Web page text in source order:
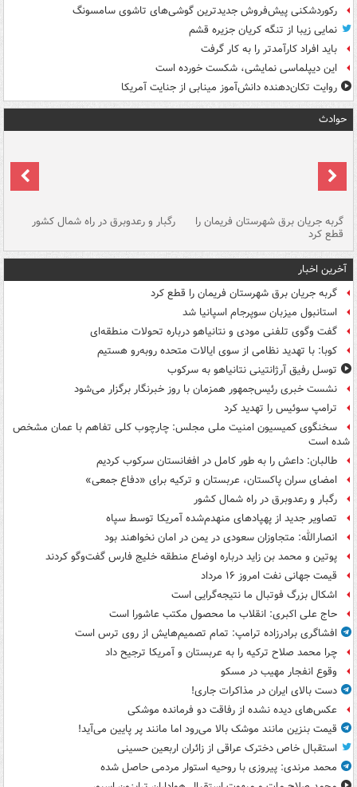
رکوردشکنی پیش‌فروش جدیدترین گوشی‌های تاشوی سامسونگ
نمایی زیبا از تنگه کریان جزیره قشم
باید افراد کارآمدتر را به کار گرفت
این دیپلماسی نمایشی، شکست خورده است
روایت تکان‌دهنده دانش‌آموز مینابی از جنایت آمریکا
حوادث
گربه جریان برق شهرستان فریمان را
قطع کرد
رگبار و رعدوبرق در راه شمال کشور
آخرین اخبار
گربه جریان برق شهرستان فریمان را قطع کرد
استانبول میزبان سوپرجام اسپانیا شد
گفت وگوی تلفنی مودی و نتانیاهو درباره تحولات منطقه‌ای
کوبا: با تهدید نظامی از سوی ایالات متحده روبه‌رو هستیم
توسل رفیق آرژانتینی نتانیاهو به سرکوب
نشست خبری رئیس‌جمهور همزمان با روز خبرنگار برگزار می‌شود
ترامپ سوئیس را تهدید کرد
سخنگوی کمیسیون امنیت ملی مجلس: چارچوب کلی تفاهم با عمان مشخص
شده است
طالبان: داعش را به طور کامل در افغانستان سرکوب کردیم
امضای سران پاکستان، عربستان و ترکیه برای «دفاع جمعی»
رگبار و رعدوبرق در راه شمال کشور
تصاویر جدید از پهپادهای منهدم‌شده آمریکا توسط سپاه
انصارالله: متجاوزان سعودی در یمن در امان نخواهند بود
پوتین و محمد بن زاید درباره اوضاع منطقه خلیج فارس گفت‌وگو کردند
قیمت جهانی نفت امروز ۱۶ مرداد
اشکال بزرگ فوتبال ما نتیجه‌گرایی است
حاج علی اکبری: انقلاب ما محصول مکتب عاشورا است
افشاگری برادرزاده ترامپ: تمام تصمیم‌هایش از روی ترس است
چرا محمد صلاح ترکیه را به عربستان و آمریکا ترجیح داد
وقوع انفجار مهیب در مسکو
دست بالای ایران در مذاکرات جاری!
عکس‌های دیده نشده از رفاقت دو فرمانده‌ موشکی
قیمت بنزین مانند موشک بالا می‌رود اما مانند پر پایین می‌آید!
استقبال خاص دخترک عراقی از زائران اربعین حسینی
محمد مرندی: پیروزی با روحیه استوار مردمی حاصل شده